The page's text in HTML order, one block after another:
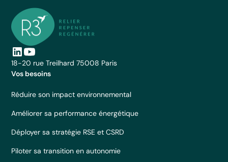
18-20 rue Treilhard 75008 Paris
Vos besoins
Réduire son impact environnemental
Améliorer sa performance énergétique
Déployer sa stratégie RSE et CSRD
Piloter sa transition en autonomie